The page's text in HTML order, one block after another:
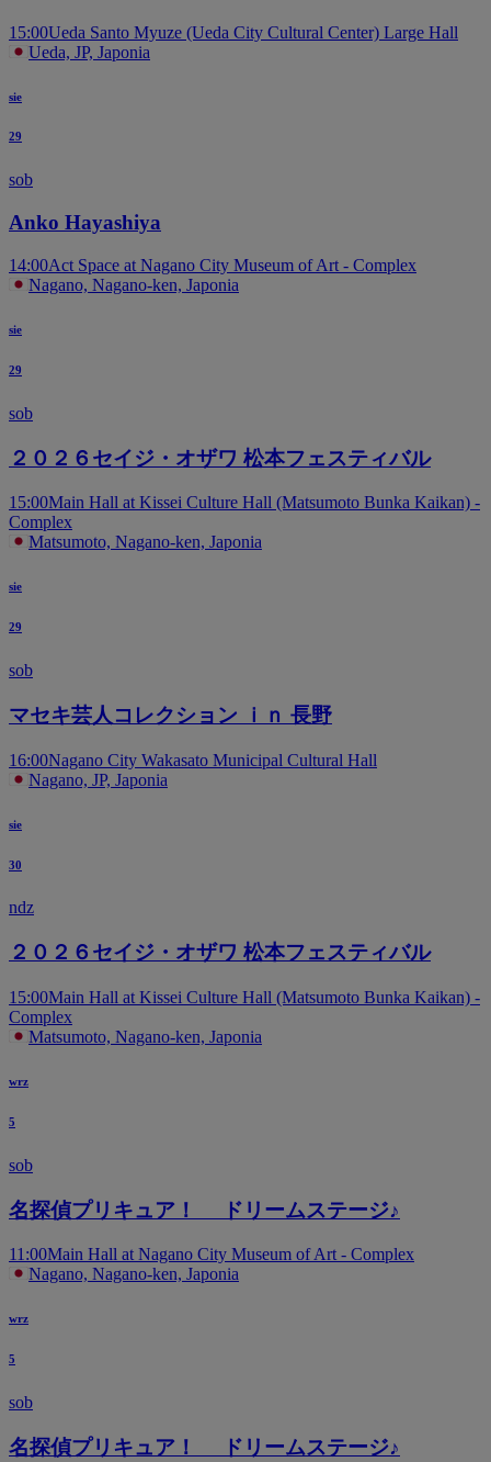
15:00Ueda Santo Myuze (Ueda City Cultural Center) Large Hall
Ueda, JP, Japonia
sie
29
sob
Anko Hayashiya
14:00Act Space at Nagano City Museum of Art - Complex
Nagano, Nagano-ken, Japonia
sie
29
sob
２０２６セイジ・オザワ 松本フェスティバル
15:00Main Hall at Kissei Culture Hall (Matsumoto Bunka Kaikan) -
Complex
Matsumoto, Nagano-ken, Japonia
sie
29
sob
マセキ芸人コレクション ｉｎ 長野
16:00Nagano City Wakasato Municipal Cultural Hall
Nagano, JP, Japonia
sie
30
ndz
２０２６セイジ・オザワ 松本フェスティバル
15:00Main Hall at Kissei Culture Hall (Matsumoto Bunka Kaikan) -
Complex
Matsumoto, Nagano-ken, Japonia
wrz
5
sob
名探偵プリキュア！ ドリームステージ♪
11:00Main Hall at Nagano City Museum of Art - Complex
Nagano, Nagano-ken, Japonia
wrz
5
sob
名探偵プリキュア！ ドリームステージ♪